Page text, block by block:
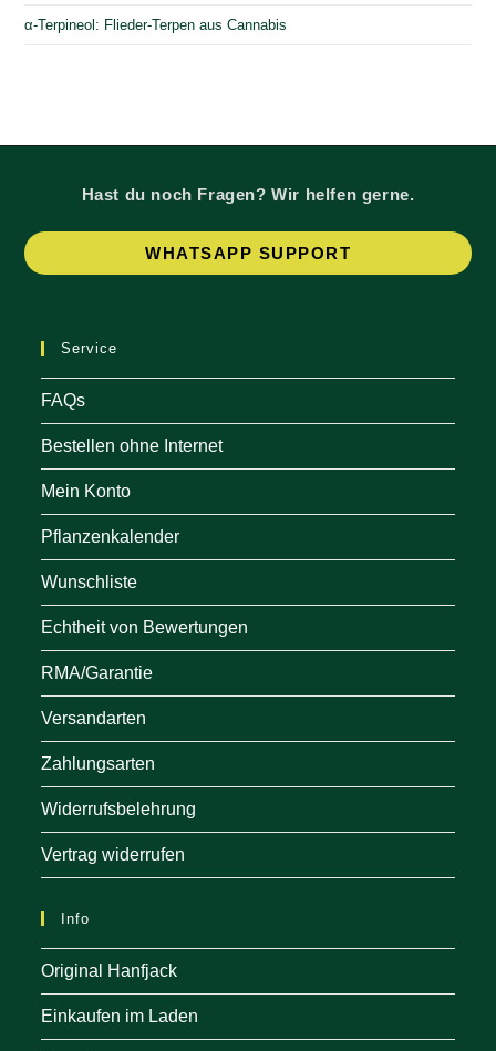
α-Terpineol: Flieder-Terpen aus Cannabis
Hast du noch Fragen? Wir helfen gerne.
WHATSAPP SUPPORT
Service
FAQs
Bestellen ohne Internet
Mein Konto
Pflanzenkalender
Wunschliste
Echtheit von Bewertungen
RMA/Garantie
Versandarten
Zahlungsarten
Widerrufsbelehrung
Vertrag widerrufen
Info
Original Hanfjack
Einkaufen im Laden